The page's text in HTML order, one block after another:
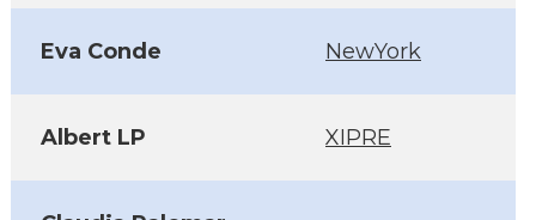
Eva Conde NewYork
Albert LP XIPRE